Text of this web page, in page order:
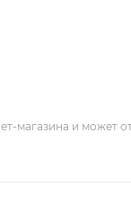
магазина и может